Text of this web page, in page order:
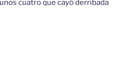
cuatro que cayó derribada